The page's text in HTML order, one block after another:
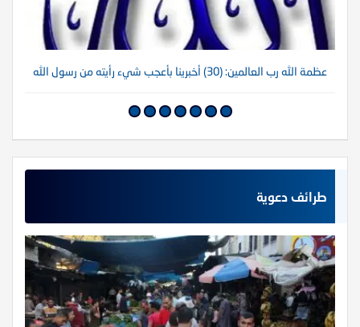
عظمة الله رب العالمين: (30) أخبرينا بأعجب شيء رأيته من رسول الله
طرائف دعوية